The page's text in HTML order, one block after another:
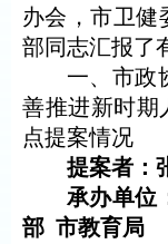
办会，市卫健
部同志汇报了
一、市政
善推进新时期
点提案情况
提案者：
承办单位
部 市教育局